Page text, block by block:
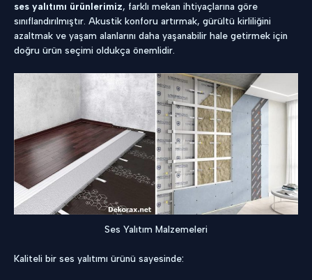
ses yalıtımı ürünlerimiz, farklı mekan ihtiyaçlarına göre
sınıflandırılmıştır. Akustik konforu artırmak, gürültü kirliliğini
azaltmak ve yaşam alanlarını daha yaşanabilir hale getirmek için
doğru ürün seçimi oldukça önemlidir.
Ses Yalıtım Malzemeleri
Kaliteli bir ses yalıtımı ürünü sayesinde: